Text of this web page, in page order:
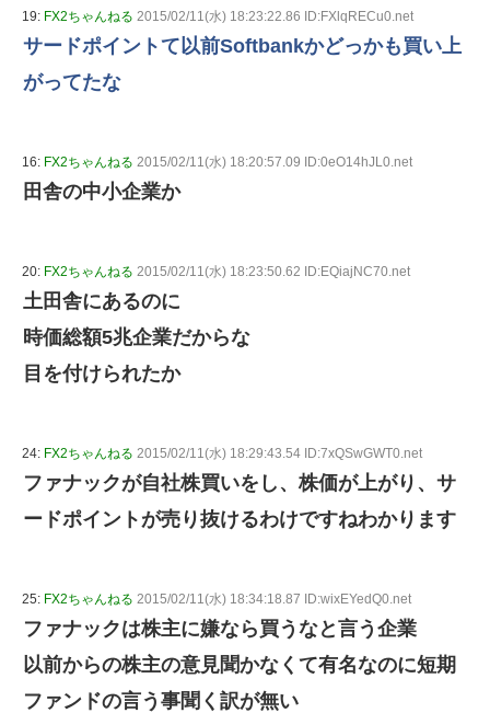
19: FX2ちゃんねる 2015/02/11(水) 18:23:22.86 ID:FXlqRECu0.net
サードポイントて以前Softbankかどっかも買い上
がってたな
16: FX2ちゃんねる 2015/02/11(水) 18:20:57.09 ID:0eO14hJL0.net
田舎の中小企業か
20: FX2ちゃんねる 2015/02/11(水) 18:23:50.62 ID:EQiajNC70.net
土田舎にあるのに
時価総額5兆企業だからな
目を付けられたか
24: FX2ちゃんねる 2015/02/11(水) 18:29:43.54 ID:7xQSwGWT0.net
ファナックが自社株買いをし、株価が上がり、サ
ードポイントが売り抜けるわけですねわかります
25: FX2ちゃんねる 2015/02/11(水) 18:34:18.87 ID:wixEYedQ0.net
ファナックは株主に嫌なら買うなと言う企業
以前からの株主の意見聞かなくて有名なのに短期
ファンドの言う事聞く訳が無い